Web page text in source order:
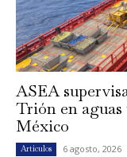
ASEA
Trión en
México
Artículos 6 agosto, 2026